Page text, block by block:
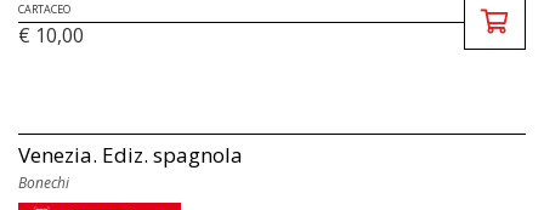
CARTACEO
€ 10,00
Venezia. Ediz. spagnola
Bonechi